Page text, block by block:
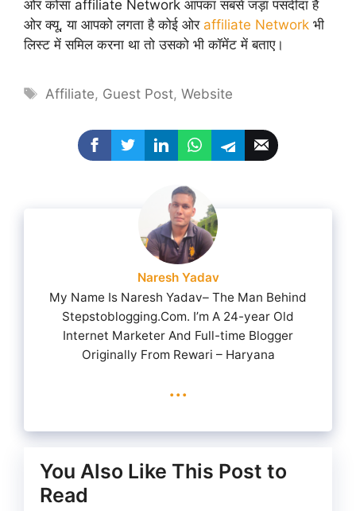
ओर कोंसा affiliate Network आपका सबसे जड़ा पसंदीदा है
ओर क्यू, या आपको लगता है कोई ओर affiliate Network भी
लिस्ट में समिल करना था तो उसको भी कॉमेंट में बताए।
Tags
Affiliate, Guest Post,Website
Naresh Yadav
My Name Is Naresh Yadav– The Man Behind
Stepstoblogging.Com. I’m A 24-year Old
Internet Marketer And Full-time Blogger
Originally From Rewari – Haryana
...
You Also Like This Post to
Read